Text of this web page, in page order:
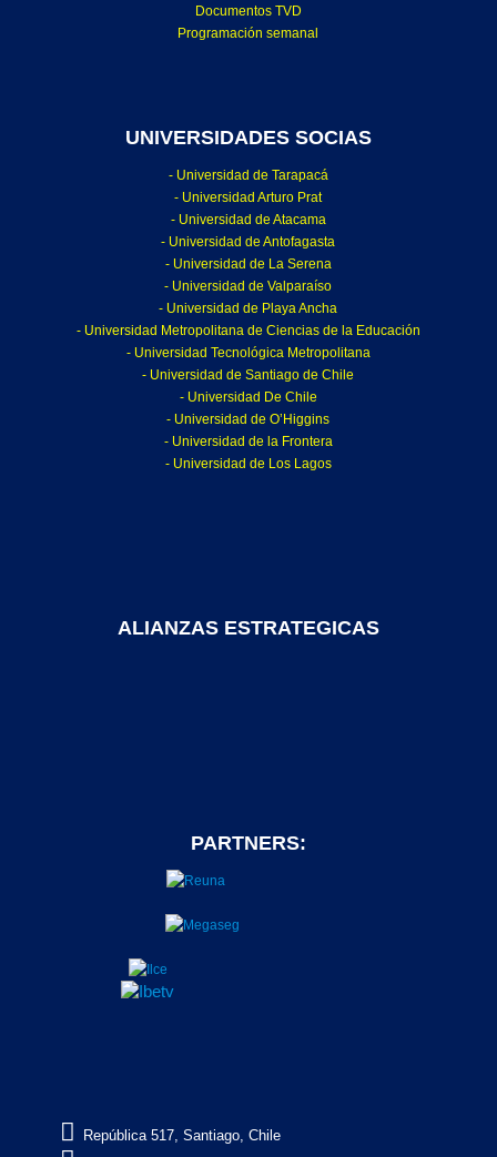
Documentos TVD
Programación semanal
UNIVERSIDADES SOCIAS
- Universidad de Tarapacá
- Universidad Arturo Prat
- Universidad de Atacama
- Universidad de Antofagasta
- Universidad de La Serena
- Universidad de Valparaíso
- Universidad de Playa Ancha
- Universidad Metropolitana de Ciencias de la Educación
- Universidad Tecnológica Metropolitana
- Universidad de Santiago de Chile
- Universidad De Chile
- Universidad de O’Higgins
- Universidad de la Frontera
- Universidad de Los Lagos
ALIANZAS ESTRATEGICAS
PARTNERS:
 República 517, Santiago, Chile